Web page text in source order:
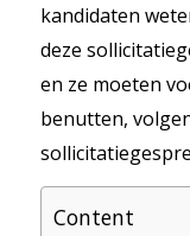
kandidaten
deze
en ze moeten
benutten,
Content